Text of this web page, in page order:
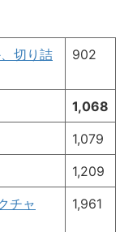
切り詰
902
1,068
1,079
1,209
チャ
1,961